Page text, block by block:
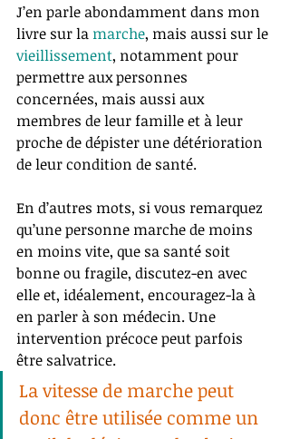
J’en parle abondamment dans mon
livre sur la marche, mais aussi sur le
vieillissement, notamment pour
permettre aux personnes
concernées, mais aussi aux
membres de leur famille et à leur
proche de dépister une détérioration
de leur condition de santé.
En d’autres mots, si vous remarquez
qu’une personne marche de moins
en moins vite, que sa santé soit
bonne ou fragile, discutez-en avec
elle et, idéalement, encouragez-la à
en parler à son médecin. Une
intervention précoce peut parfois
être salvatrice.
La vitesse de marche peut
donc être utilisée comme un